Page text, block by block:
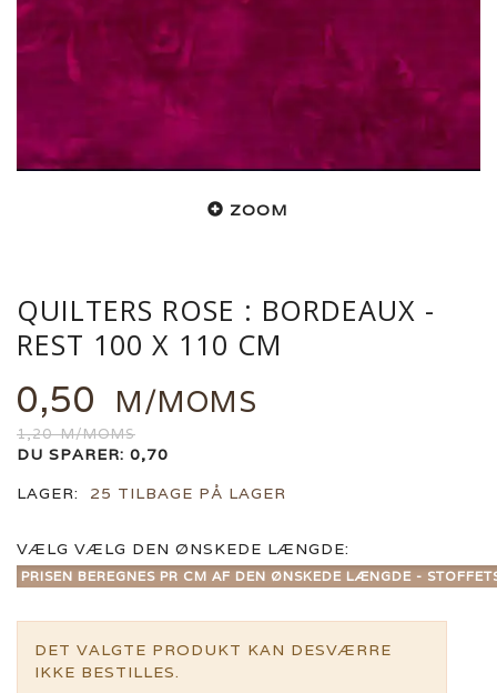
ZOOM
QUILTERS ROSE : BORDEAUX -
REST 100 X 110 CM
0,50 M/MOMS
1,20M/MOMS
DU SPARER: 0,70
LAGER:
25 TILBAGE PÅ LAGER
VÆLG VÆLG DEN ØNSKEDE LÆNGDE:
PRISEN BEREGNES PR CM AF DEN ØNSKEDE LÆNGDE -
DET VALGTE PRODUKT KAN DESVÆRRE
IKKE BESTILLES.